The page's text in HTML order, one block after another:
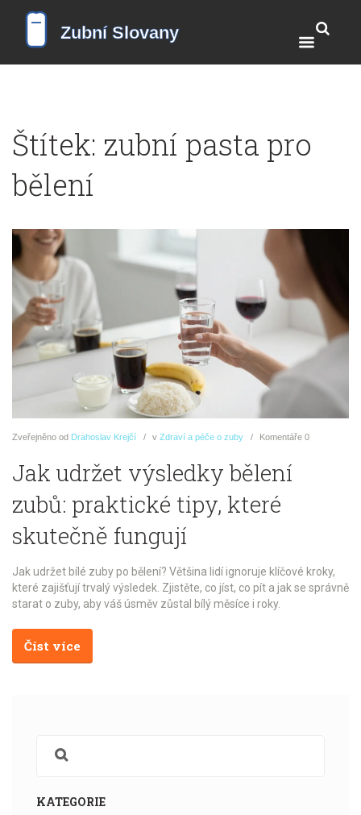
Štítek: zubní pasta pro
bělení
Zveřejněno od Drahoslav Krejčí v Zdraví a péče o zuby Komentáře 0
Jak udržet výsledky bělení
zubů: praktické tipy, které
skutečně fungují
Jak udržet bílé zuby po bělení? Většina lidí ignoruje klíčové kroky,
které zajišťují trvalý výsledek. Zjistěte, co jíst, co pít a jak se správně
starat o zuby, aby váš úsměv zůstal bílý měsíce i roky.
Číst více
KATEGORIE